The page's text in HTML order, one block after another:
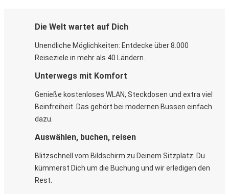
Die Welt wartet auf Dich
Unendliche Möglichkeiten: Entdecke über 8.000
Reiseziele in mehr als 40 Ländern.
Unterwegs mit Komfort
Genieße kostenloses WLAN, Steckdosen und extra viel
Beinfreiheit. Das gehört bei modernen Bussen einfach
dazu.
Auswählen, buchen, reisen
Blitzschnell vom Bildschirm zu Deinem Sitzplatz: Du
kümmerst Dich um die Buchung und wir erledigen den
Rest.